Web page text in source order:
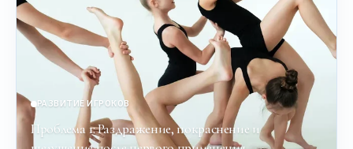
РАЗВИТИЕ ИГРОКОВ
Проблема 1: Раздражение, покраснение и